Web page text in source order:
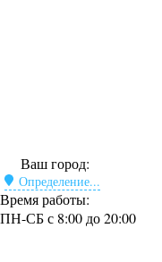
Ваш город:
Определение...
Время работы:
ПН-СБ с 8:00 до 20:00